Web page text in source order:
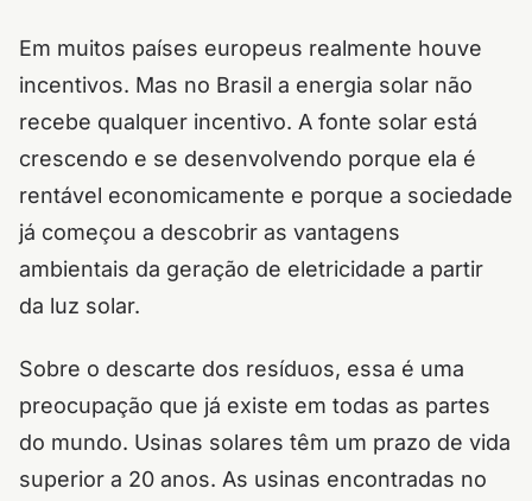
Em muitos países europeus realmente houve
incentivos. Mas no Brasil a energia solar não
recebe qualquer incentivo. A fonte solar está
crescendo e se desenvolvendo porque ela é
rentável economicamente e porque a sociedade
já começou a descobrir as vantagens
ambientais da geração de eletricidade a partir
da luz solar.
Sobre o descarte dos resíduos, essa é uma
preocupação que já existe em todas as partes
do mundo. Usinas solares têm um prazo de vida
superior a 20 anos. As usinas encontradas no